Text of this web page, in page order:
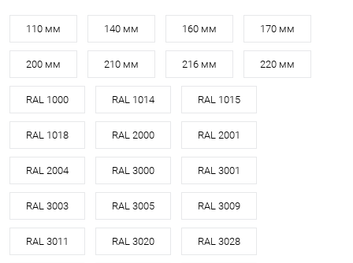
110 мм 140 мм 160 мм 170 мм
200 мм 210 мм 216 мм 220 мм
RAL 1000 RAL 1014 RAL 1015
RAL 1018 RAL 2000 RAL 2001
RAL 2004 RAL 3000 RAL 3001
RAL 3003 RAL 3005 RAL 3009
RAL 3011 RAL 3020 RAL 3028